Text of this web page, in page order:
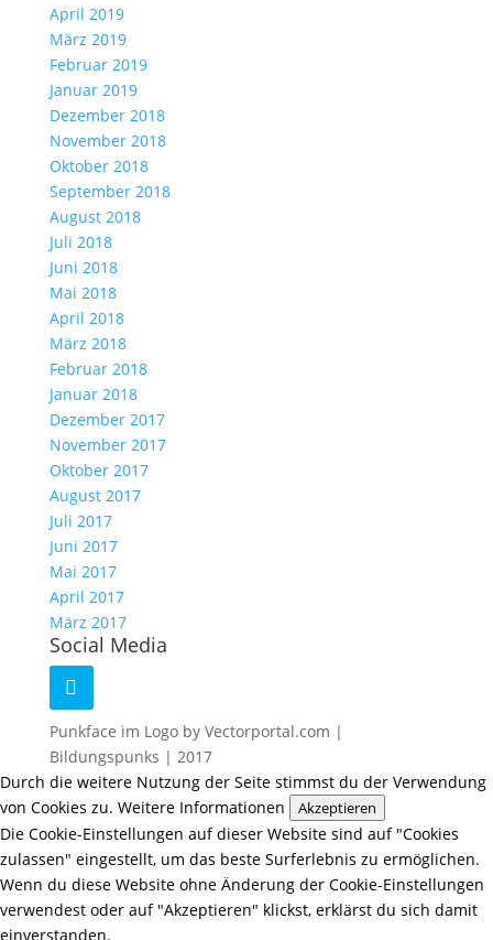
April 2019
März 2019
Februar 2019
Januar 2019
Dezember 2018
November 2018
Oktober 2018
September 2018
August 2018
Juli 2018
Juni 2018
Mai 2018
April 2018
März 2018
Februar 2018
Januar 2018
Dezember 2017
November 2017
Oktober 2017
August 2017
Juli 2017
Juni 2017
Mai 2017
April 2017
März 2017
Social Media
Punkface im Logo by Vectorportal.com |
Bildungspunks | 2017
Durch die weitere Nutzung der Seite stimmst du der Verwendung
von Cookies zu. Weitere Informationen Akzeptieren
Die Cookie-Einstellungen auf dieser Website sind auf "Cookies
zulassen" eingestellt, um das beste Surferlebnis zu ermöglichen.
Wenn du diese Website ohne Änderung der Cookie-Einstellungen
verwendest oder auf "Akzeptieren" klickst, erklärst du sich damit
einverstanden.